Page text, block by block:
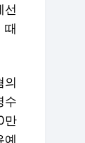
만
예
서